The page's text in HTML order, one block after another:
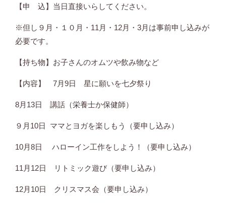
【申 込】当日直接いらしてください。
※但し９月・１０月・ 11 月・ 12月・ 3月は事前申し込みが
必要です。
【持ち物】お子さんのオムツや飲み物など
【内容】 7月9日 星に願いを七夕祭り
8月13日 講話（栄養士か保健師）
９月10日 ママとヨガを楽しもう（要申し込み）
10月8日 ハローイン工作をしよう！（要申し込み）
11月12日 リトミック遊び（要申し込み）
12月10日 クリスマス会（要申し込み）